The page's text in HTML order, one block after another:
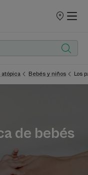
PUNTOS
Bebés y niños Los
de bebés